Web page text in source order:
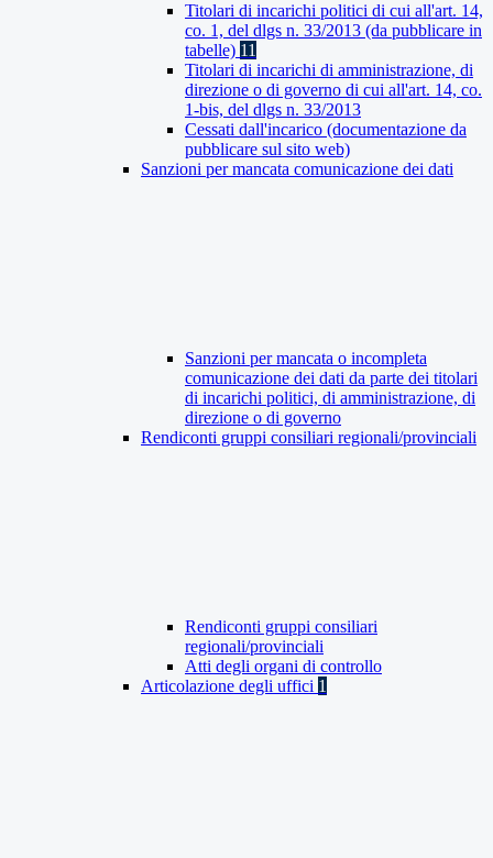
Titolari di incarichi politici di cui all'art. 14,
co. 1, del dlgs n. 33/2013 (da pubblicare in
tabelle) 11
Titolari di incarichi di amministrazione, di
direzione o di governo di cui all'art. 14, co.
1-bis, del dlgs n. 33/2013
Cessati dall'incarico (documentazione da
pubblicare sul sito web)
Sanzioni per mancata comunicazione dei dati
Sanzioni per mancata o incompleta
comunicazione dei dati da parte dei titolari
di incarichi politici, di amministrazione, di
direzione o di governo
Rendiconti gruppi consiliari regionali/provinciali
Rendiconti gruppi consiliari
regionali/provinciali
Atti degli organi di controllo
Articolazione degli uffici 1